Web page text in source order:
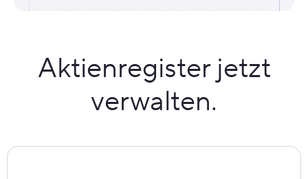
Aktienregister jetzt
verwalten.